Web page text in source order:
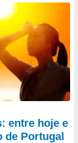
entre hoje e
de Portugal